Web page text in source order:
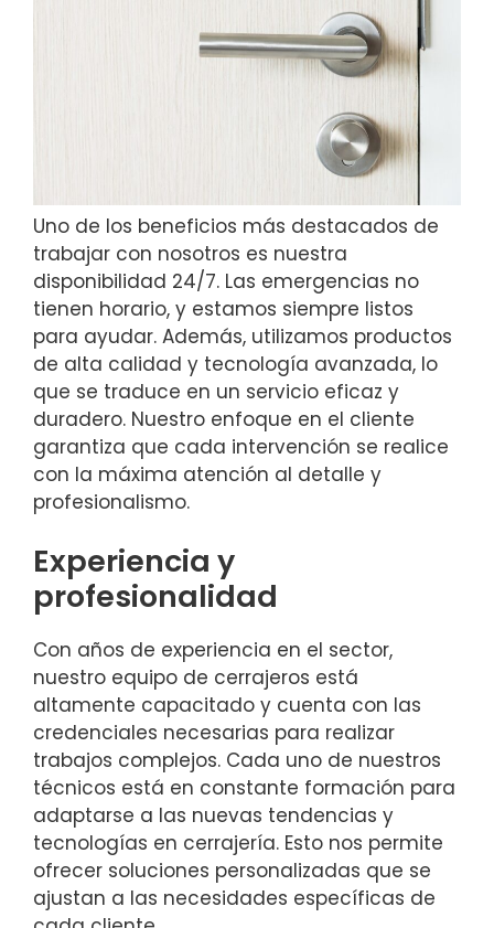
Uno de los beneficios más destacados de
trabajar con nosotros es nuestra
disponibilidad 24/7. Las emergencias no
tienen horario, y estamos siempre listos
para ayudar. Además, utilizamos productos
de alta calidad y tecnología avanzada, lo
que se traduce en un servicio eficaz y
duradero. Nuestro enfoque en el cliente
garantiza que cada intervención se realice
con la máxima atención al detalle y
profesionalismo.
Experiencia y
profesionalidad
Con años de experiencia en el sector,
nuestro equipo de cerrajeros está
altamente capacitado y cuenta con las
credenciales necesarias para realizar
trabajos complejos. Cada uno de nuestros
técnicos está en constante formación para
adaptarse a las nuevas tendencias y
tecnologías en cerrajería. Esto nos permite
ofrecer soluciones personalizadas que se
ajustan a las necesidades específicas de